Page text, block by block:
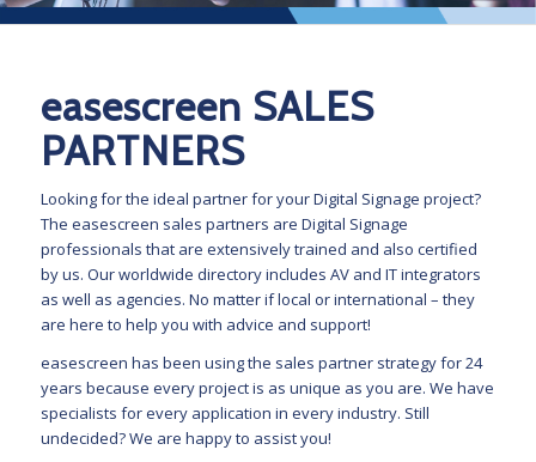
easescreen SALES
PARTNERS
Looking for the ideal partner for your Digital Signage project?
The easescreen sales partners are Digital Signage
professionals that are extensively trained and also certified
by us. Our worldwide directory includes AV and IT integrators
as well as agencies. No matter if local or international – they
are here to help you with advice and support!
easescreen has been using the sales partner strategy for 24
years because every project is as unique as you are. We have
specialists for every application in every industry. Still
undecided? We are happy to assist you!